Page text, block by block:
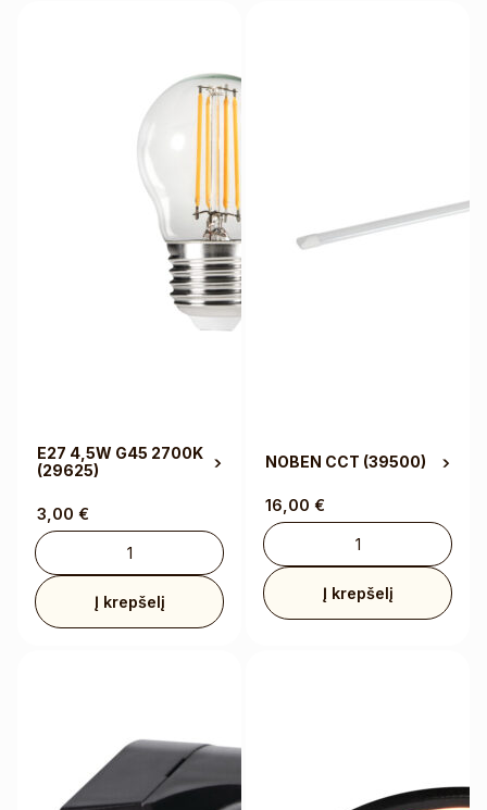
E27 4,5W G45 2700K
(29625)
3,00 €
Į krepšelį
NOBEN CCT (39500)
16,00 €
Į krepšelį